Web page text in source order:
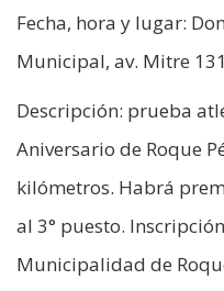
Fecha, hora y lugar:
Municipal, av. Mitre
Descripción: prueba
Aniversario de Roque
kilómetros. Habrá
al 3° puesto.
Municipalidad de